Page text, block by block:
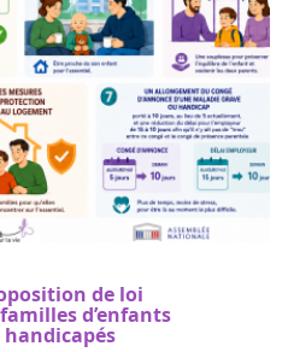
de loi
d’enfants
corazón en Nogent sur
para apoyar la
en el sitio. El 100% d...